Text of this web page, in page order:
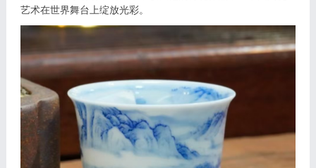
艺术在世界舞台上绽放光彩。